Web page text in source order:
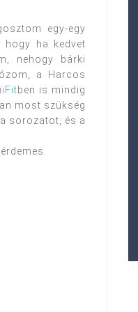
egy-egy
ha kedvet
nehogy bárki
a Harcos
ben is mindig
most szükség
sorozatot, és a